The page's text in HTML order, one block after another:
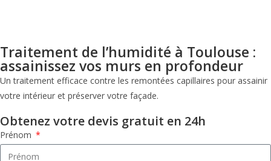
Traitement de l’humidité à Toulouse :
assainissez vos murs en profondeur
Un traitement efficace contre les remontées capillaires pour assainir
votre intérieur et préserver votre façade.
Obtenez votre devis gratuit en 24h
Prénom